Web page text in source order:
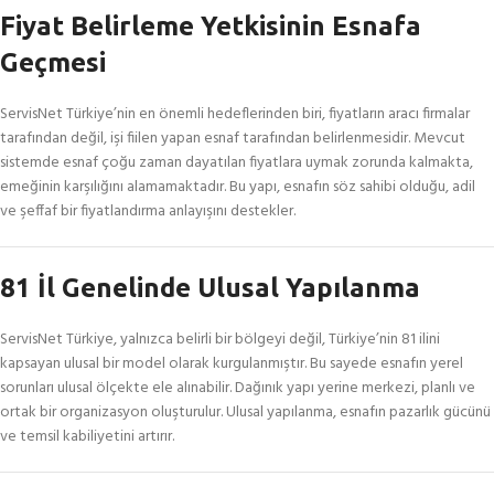
Fiyat Belirleme Yetkisinin Esnafa
Geçmesi
ServisNet Türkiye’nin en önemli hedeflerinden biri, fiyatların aracı firmalar
tarafından değil, işi fiilen yapan esnaf tarafından belirlenmesidir. Mevcut
sistemde esnaf çoğu zaman dayatılan fiyatlara uymak zorunda kalmakta,
emeğinin karşılığını alamamaktadır. Bu yapı, esnafın söz sahibi olduğu, adil
ve şeffaf bir fiyatlandırma anlayışını destekler.
81 İl Genelinde Ulusal Yapılanma
ServisNet Türkiye, yalnızca belirli bir bölgeyi değil, Türkiye’nin 81 ilini
kapsayan ulusal bir model olarak kurgulanmıştır. Bu sayede esnafın yerel
sorunları ulusal ölçekte ele alınabilir. Dağınık yapı yerine merkezi, planlı ve
ortak bir organizasyon oluşturulur. Ulusal yapılanma, esnafın pazarlık gücünü
ve temsil kabiliyetini artırır.